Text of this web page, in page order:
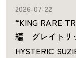
2026-07-22
“KING RARE
編 グレイトリ
HYSTERIC